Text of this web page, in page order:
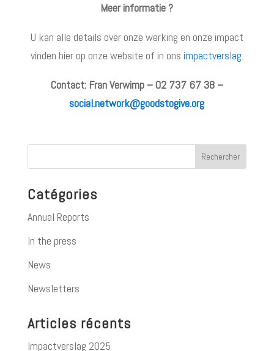
Meer informatie ?
U kan alle details over onze werking en onze impact
vinden hier op onze website of in ons impactverslag.
Contact: Fran Verwimp – 02 737 67 38 –
social.network@goodstogive.org
Catégories
Annual Reports
In the press
News
Newsletters
Articles récents
Impactverslag 2025